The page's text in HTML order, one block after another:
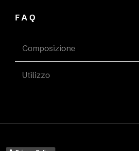
FAQ
Composizione
Utilizzo